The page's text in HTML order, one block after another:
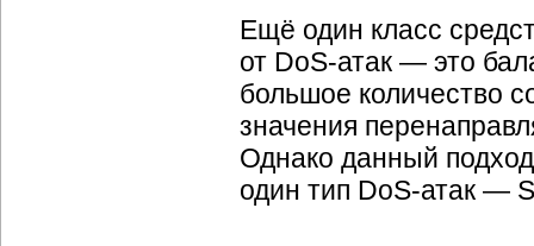
Ещё один класс
от DoS-атак — это
большое количество
значения
Однако данный
один тип DoS-атак —